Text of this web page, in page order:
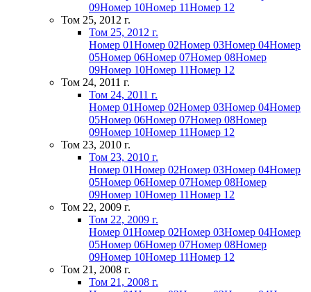
09Номер 10Номер 11Номер 12
Том 25, 2012 г.
Том 25, 2012 г.
Номер 01Номер 02Номер 03Номер 04Номер
05Номер 06Номер 07Номер 08Номер
09Номер 10Номер 11Номер 12
Том 24, 2011 г.
Том 24, 2011 г.
Номер 01Номер 02Номер 03Номер 04Номер
05Номер 06Номер 07Номер 08Номер
09Номер 10Номер 11Номер 12
Том 23, 2010 г.
Том 23, 2010 г.
Номер 01Номер 02Номер 03Номер 04Номер
05Номер 06Номер 07Номер 08Номер
09Номер 10Номер 11Номер 12
Том 22, 2009 г.
Том 22, 2009 г.
Номер 01Номер 02Номер 03Номер 04Номер
05Номер 06Номер 07Номер 08Номер
09Номер 10Номер 11Номер 12
Том 21, 2008 г.
Том 21, 2008 г.